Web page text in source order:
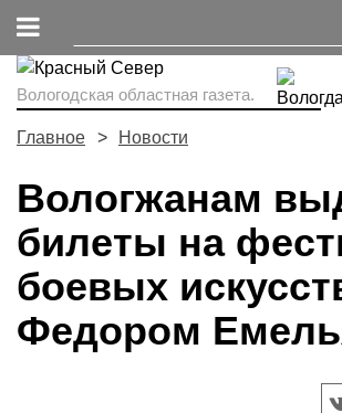
Вологодская областная газета.
Главное Новости
Вологжанам
билеты на
боевых
Федором